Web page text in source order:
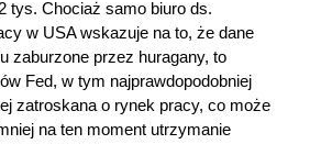
tys. Chociaż samo biuro ds.
w USA wskazuje na to, że dane
zaburzone przez huragany, to
Fed, w tym najprawdopodobniej
zatroskana o rynek pracy, co może
na ten moment utrzymanie